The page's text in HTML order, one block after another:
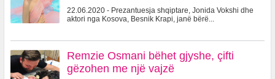
22.06.2020 - Prezantuesja shqiptare, Jonida Vokshi dhe
aktori nga Kosova, Besnik Krapi, janë bërë...
Remzie Osmani bëhet gjyshe, çifti
gëzohen me një vajzë